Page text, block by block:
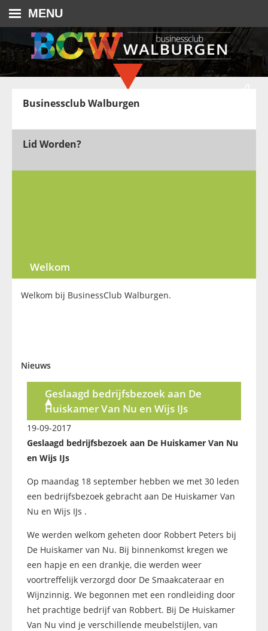
MENU
Businessclub Walburgen
Lid Worden?
Welkom
Welkom bij BusinessClub Walburgen.
Nieuws
Geslaagd bedrijfsbezoek aan De
Huiskamer Van Nu en Wijs IJs
19-09-2017
Geslaagd bedrijfsbezoek aan De Huiskamer Van Nu
en Wijs IJs
Op maandag 18 september hebben we met 30 leden
een bedrijfsbezoek gebracht aan De Huiskamer Van
Nu en Wijs IJs .
We werden welkom geheten door Robbert Peters bij
De Huiskamer van Nu. Bij binnenkomst kregen we
een hapje en een drankje, die werden weer
voortreffelijk verzorgd door De Smaakcateraar en
Wijnzinnig. We begonnen met een rondleiding door
het prachtige bedrijf van Robbert. Bij De Huiskamer
Van Nu vind je verschillende meubelstijlen, van